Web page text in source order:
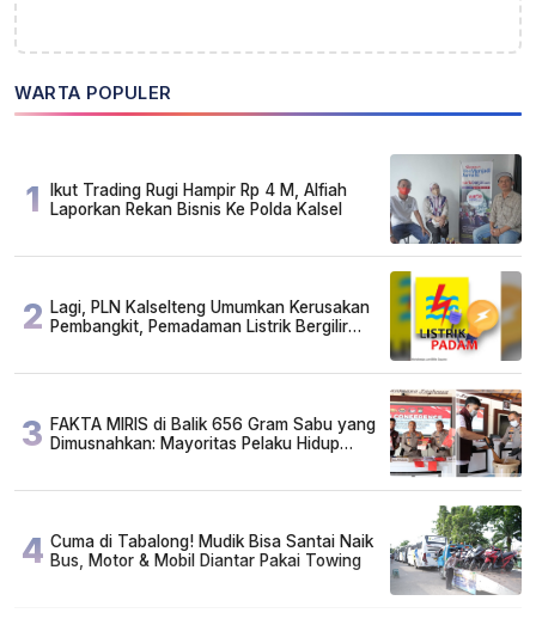
WARTA POPULER
1
Ikut Trading Rugi Hampir Rp 4 M, Alfiah
Laporkan Rekan Bisnis Ke Polda Kalsel
2 Lagi, PLN Kalselteng Umumkan Kerusakan
Pembangkit, Pemadaman Listrik Bergilir
3 FAKTA MIRIS di Balik 656 Gram Sabu yang
Dimusnahkan: Mayoritas Pelaku Hidup
4 Cuma di Tabalong! Mudik Bisa Santai Naik
Bus, Motor & Mobil Diantar Pakai Towing